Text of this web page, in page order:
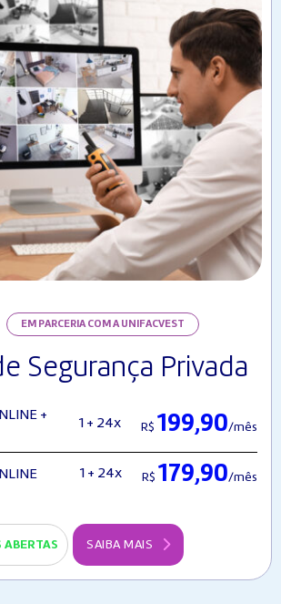
EM PARCERIA COM A UNIFACVEST
Segurança Privada
+
1 + 24x R$ 199,90/mês
1 + 24x R$ 179,90/mês
ABERTAS SAIBA MAIS